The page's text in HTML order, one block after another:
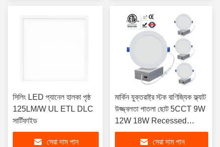
সিলিং LED প্যানেল হালকা পৃষ্ঠ
125LM/W UL ETL DLC
সার্টিফাইড
সেরা দাম পান
মার্কিন যুক্তরাষ্ট্র স্টক বাণিজ্যিক ফ্ল্যাট
উজ্জ্বলতা পাতলা ছোট 5CCT 9W
12W 18W Recessed
বৃত্তাকার নেতৃত্বাধীন প্যানেল আলো
সেরা দাম পান